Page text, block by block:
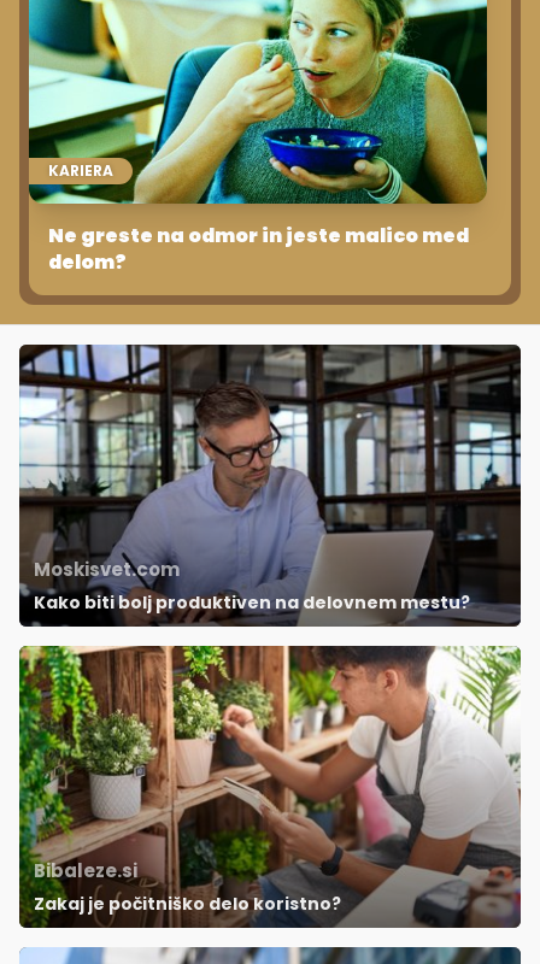
KARIERA
Ne greste na odmor in jeste malico med
delom?
Moskisvet.com
Kako biti bolj produktiven na delovnem mestu?
Bibaleze.si
Zakaj je počitniško delo koristno?